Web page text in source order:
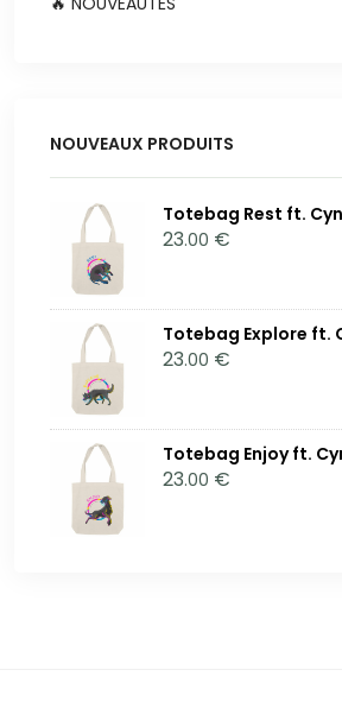
NOUVEAUX PRODUITS
Totebag Rest ft.
23.00 €
Totebag Explore ft.
23.00 €
Totebag Enjoy ft.
23.00 €